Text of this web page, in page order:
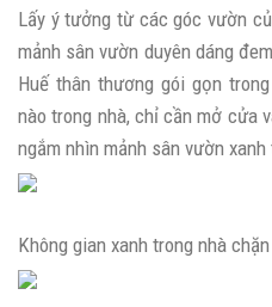
Lấy ý tưởng từ các góc vườn
mảnh sân vườn duyên dáng
Huế thân thương gói gọn
nào trong nhà, chỉ cần mở cửa
ngắm nhìn mảnh sân vườn
Không gian xanh trong nhà